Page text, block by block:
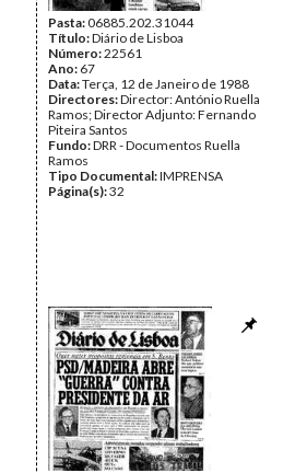
Pasta:06885.202.31044
Título:Diário de Lisboa
Número:22561
Ano: 67
Data:Terça, 12 de Janeiro de 1988
Directores:Director: António Ruella
Ramos; Director Adjunto: Fernando
Piteira Santos
Fundo:DRR - Documentos Ruella
Ramos
Tipo Documental:IMPRENSA
Página(s):32